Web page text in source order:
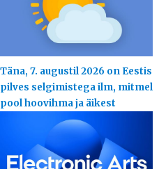
Täna, 7. augustil 2026 on Eestis
pilves selgimistega ilm, mitmel
pool hoovihma ja äikest